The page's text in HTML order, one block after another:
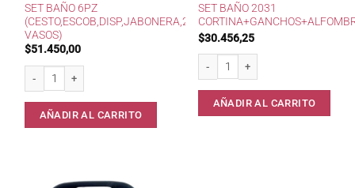
SET BAÑO 6PZ
(CESTO,ESCOB,DISP,JABONERA,2
VASOS)
$51.450,00
Set Baño 6Pz (Cesto,Escob,Disp,Jabonera,2 Vasos) cantidad
AÑADIR AL CARRITO
SET BAÑO 2031
$30.456,25
Set Baño 2031
AÑADIR AL CARRITO